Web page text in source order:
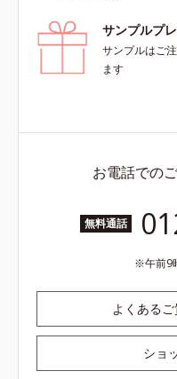
サンプルプ
サンプルはご
ます
お電話での
無料通話
午前9
よくある
ショ